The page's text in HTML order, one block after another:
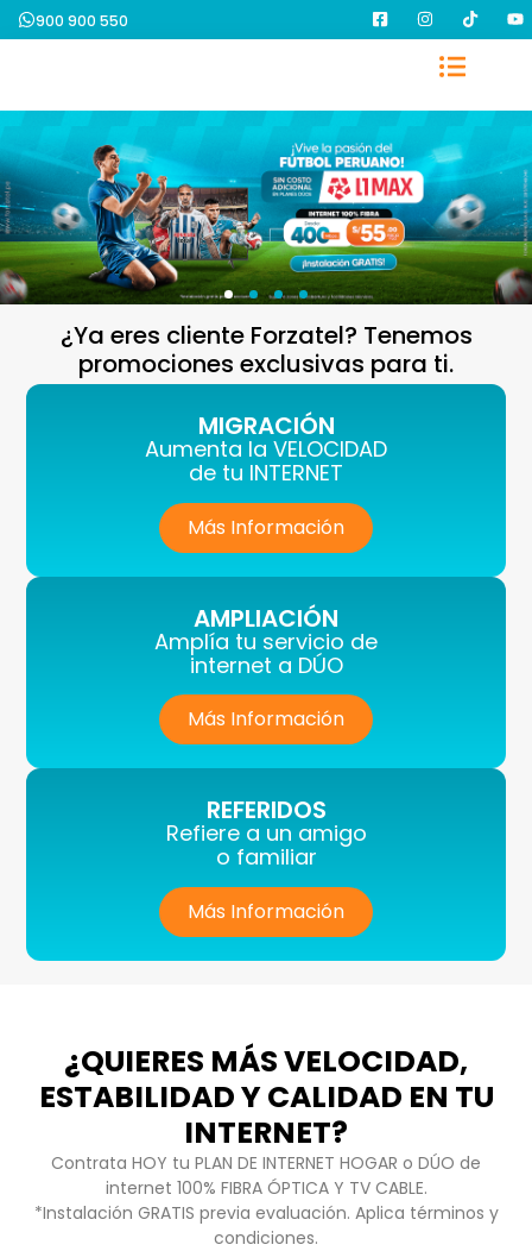
900 900 550
¿Ya eres cliente Forzatel? Tenemos
promociones exclusivas para ti.
MIGRACIÓN
Aumenta la VELOCIDAD
de tu INTERNET
Más Información
AMPLIACIÓN
Amplía tu servicio de
internet a DÚO
Más Información
REFERIDOS
Refiere a un amigo
o familiar
Más Información
¿QUIERES MÁS VELOCIDAD,
ESTABILIDAD Y CALIDAD EN TU
INTERNET?
Contrata HOY tu PLAN DE INTERNET HOGAR o DÚO de
internet 100% FIBRA ÓPTICA Y TV CABLE.
*Instalación GRATIS previa evaluación. Aplica términos y
condiciones.